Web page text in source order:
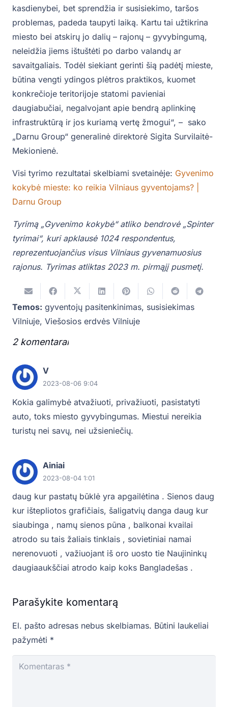
kasdienybei, bet sprendžia ir susisiekimo, taršos
problemas, padeda taupyti laiką. Kartu tai užtikrina
miesto bei atskirų jo dalių – rajonų – gyvybingumą,
neleidžia jiems ištuštėti po darbo valandų ar
savaitgaliais. Todėl siekiant gerinti šią padėtį mieste,
būtina vengti ydingos plėtros praktikos, kuomet
konkrečioje teritorijoje statomi pavieniai
daugiabučiai, negalvojant apie bendrą aplinkinę
infrastruktūrą ir jos kuriamą vertę žmogui“, – sako
„Darnu Group“ generalinė direktorė Sigita Survilaitė-
Mekionienė.
Visi tyrimo rezultatai skelbiami svetainėje: Gyvenimo
kokybė mieste: ko reikia Vilniaus gyventojams? |
Darnu Group
Tyrimą „Gyvenimo kokybė“ atliko bendrovė „Spinter
tyrimai“, kuri apklausė 1024 respondentus,
reprezentuojančius visus Vilniaus gyvenamuosius
rajonus. Tyrimas atliktas 2023 m. pirmąjį pusmetį.
Temos: gyventojų pasitenkinimas, susisiekimas
Vilniuje, Viešosios erdvės Vilniuje
2 komentarai
.
V
2023-08-06 9:04
Kokia galimybė atvažiuoti, privažiuoti, pasistatyti
auto, toks miesto gyvybingumas. Miestui nereikia
turistų nei savų, nei užsieniečių.
Ainiai
2023-08-04 1:01
daug kur pastatų būklė yra apgailėtina . Sienos daug
kur ištepliotos grafičiais, šaligatvių danga daug kur
siaubinga , namų sienos pūna , balkonai kvailai
atrodo su tais žaliais tinklais , sovietiniai namai
nerenovuoti , važiuojant iš oro uosto tie Naujininkų
daugiaaukščiai atrodo kaip koks Bangladešas .
Parašykite komentarą
El. pašto adresas nebus skelbiamas. Būtini laukeliai
pažymėti *